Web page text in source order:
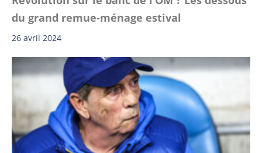
du grand remue-ménage estival
26 avril 2024